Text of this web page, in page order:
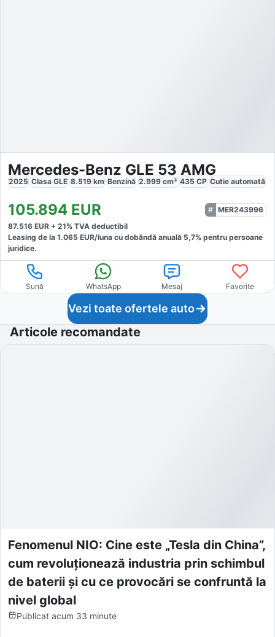
Mercedes-Benz GLE 53 AMG
2025 Clasa GLE 8.519 km Benzină 2.999 cm³ 435 CP Cutie automată
105.894 EUR
MER243996
87.516 EUR + 21% TVA deductibil
Leasing de la 1.065 EUR/luna cu dobăndă anuală 5,7% pentru persoane
juridice.
Sună WhatsApp Mesaj Favorite
Vezi toate ofertele auto
Articole recomandate
Fenomenul NIO: Cine este „Tesla din China”,
cum revoluționează industria prin schimbul
de baterii și cu ce provocări se confruntă la
nivel global
Publicat acum 33 minute